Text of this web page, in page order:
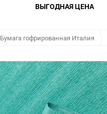
ВЫГОДНАЯ ЦЕНА
Бумага гофрированная Италия